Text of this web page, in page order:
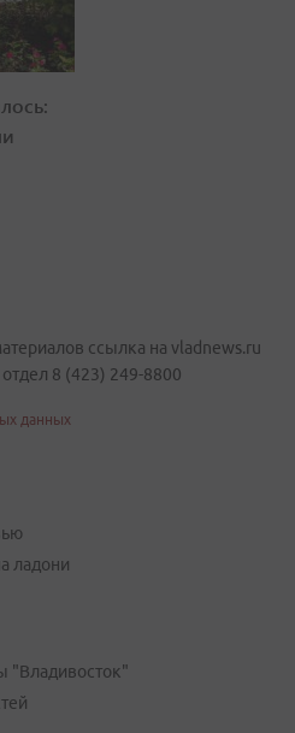
ссылка на vladnews.ru
8 (423) 249-8800
данных
ладони
"Владивосток"